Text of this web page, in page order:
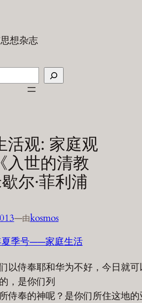
想杂志
活观: 家庭观
世的清教
尔·菲利浦
—由kosmos
夏季号——家庭生活
以侍奉耶和华为不好，今日就可
，是你们列
侍奉的神呢？是你们所住这地的